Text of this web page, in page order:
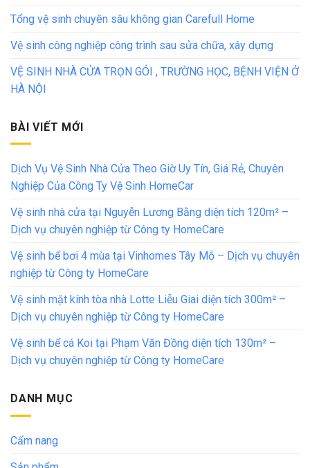
Tổng vệ sinh chuyên sâu không gian Carefull Home
Vệ sinh công nghiệp công trình sau sửa chữa, xây dựng
VỆ SINH NHÀ CỬA TRỌN GÓI , TRƯỜNG HỌC, BỆNH VIỆN Ở
HÀ NỘI
BÀI VIẾT MỚI
Dịch Vụ Vệ Sinh Nhà Cửa Theo Giờ Uy Tín, Giá Rẻ, Chuyên
Nghiệp Của Công Ty Vệ Sinh HomeCar
Vệ sinh nhà cửa tại Nguyễn Lương Bằng diện tích 120m² –
Dịch vụ chuyên nghiệp từ Công ty HomeCare
Vệ sinh bể bơi 4 mùa tại Vinhomes Tây Mỗ – Dịch vụ chuyên
nghiệp từ Công ty HomeCare
Vệ sinh mặt kính tòa nhà Lotte Liễu Giai diện tích 300m² –
Dịch vụ chuyên nghiệp từ Công ty HomeCare
Vệ sinh bể cá Koi tại Phạm Văn Đồng diện tích 130m² –
Dịch vụ chuyên nghiệp từ Công ty HomeCare
DANH MỤC
Cẩm nang